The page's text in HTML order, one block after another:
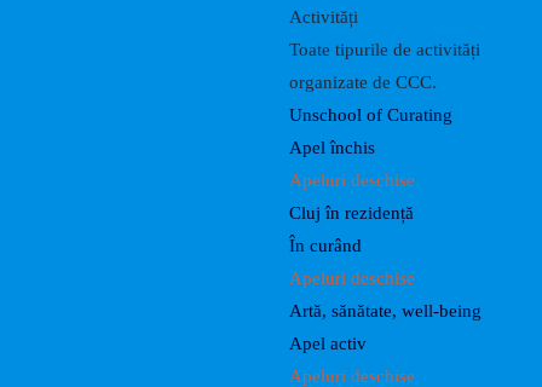
Activități
Toate tipurile de activități
organizate de CCC.
Unschool of Curating
Apel închis
Apeluri deschise
Cluj în rezidență
În curând
Apeluri deschise
Artă, sănătate, well-being
Apel activ
Apeluri deschise